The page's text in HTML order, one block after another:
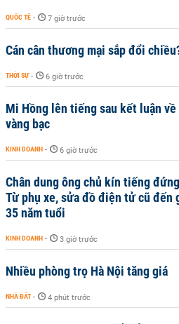
QUỐC TẾ - 7 giờ trước
Cán cân thương mại sắp đổi
THỜI SỰ - 6 giờ trước
Mi Hồng lên tiếng sau kết luận
vàng bạc
KINH DOANH - 6 giờ trước
Chân dung ông chủ kín tiếng
Từ phụ xe, sửa đồ điện tử cũ đến
35 năm tuổi
KINH DOANH - 3 giờ trước
Nhiều phòng trọ Hà Nội tăng giá
NHÀ ĐẤT - 4 phút trước